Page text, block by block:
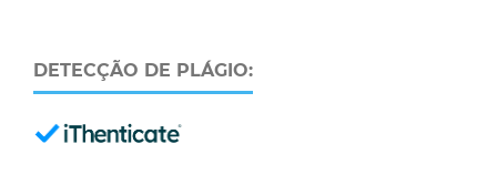
DETECÇÃO DE PLÁGIO: